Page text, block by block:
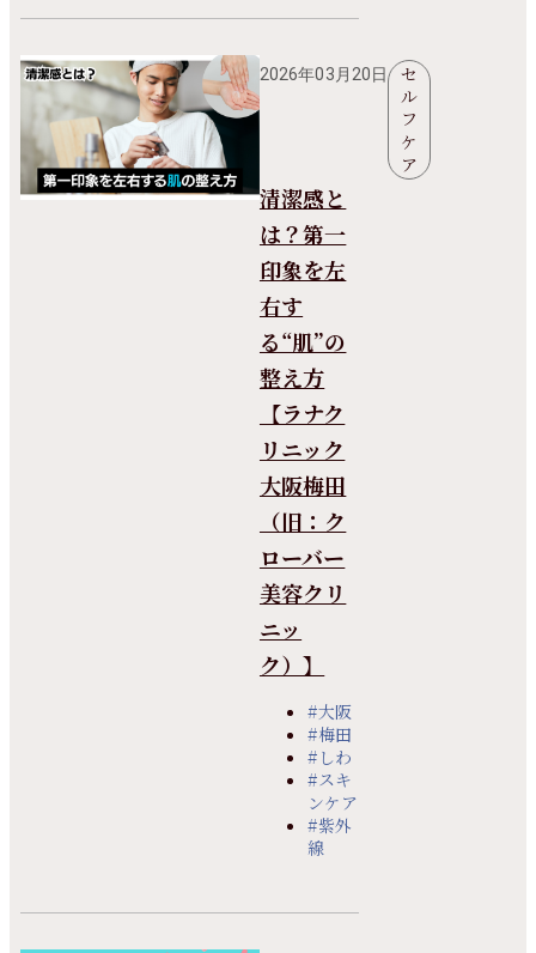
2026年03月20日
セ
ル
フ
ケ
ア
清潔感と
は？第一
印象を左
右す
る“肌”の
整え方
【ラナク
リニック
大阪梅田
（旧：ク
ローバー
美容クリ
ニッ
ク）】
#大阪
#梅田
#しわ
#スキ
ンケア
#紫外
線